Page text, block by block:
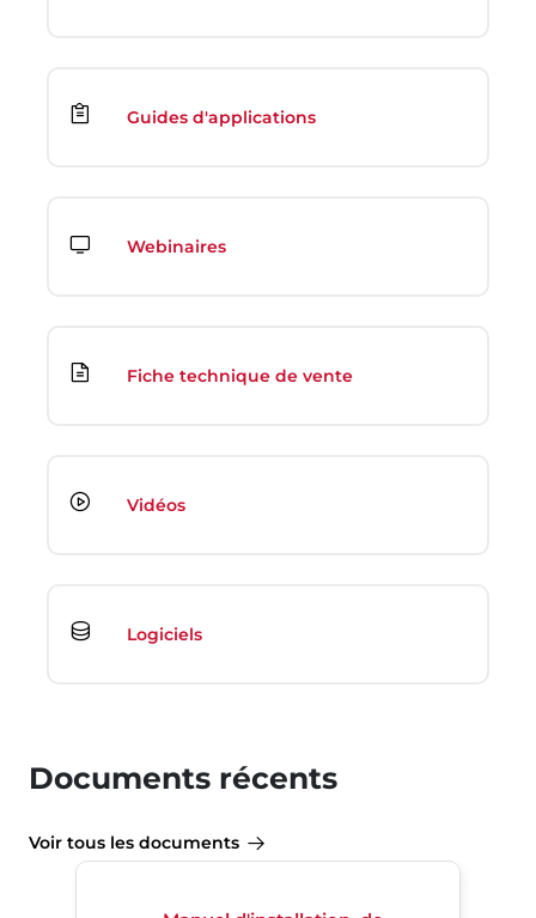
Guides d'applications
Webinaires
Fiche technique de vente
Vidéos
Logiciels
Documents récents
Voir tous les documents